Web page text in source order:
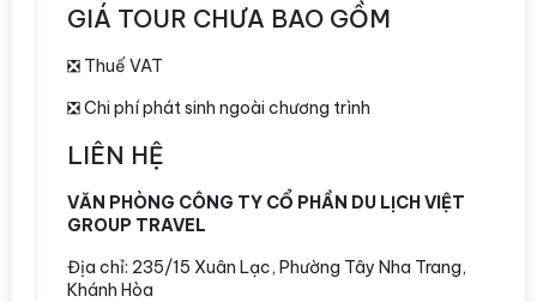
GIÁ TOUR CHƯA BAO GỒM
❎ Thuế VAT
❎ Chi phí phát sinh ngoài chương trình
LIÊN HỆ
VĂN PHÒNG CÔNG TY CỔ PHẦN DU LỊCH VIỆT
GROUP TRAVEL
Địa chỉ: 235/15 Xuân Lạc, Phường Tây Nha Trang,
Khánh Hòa